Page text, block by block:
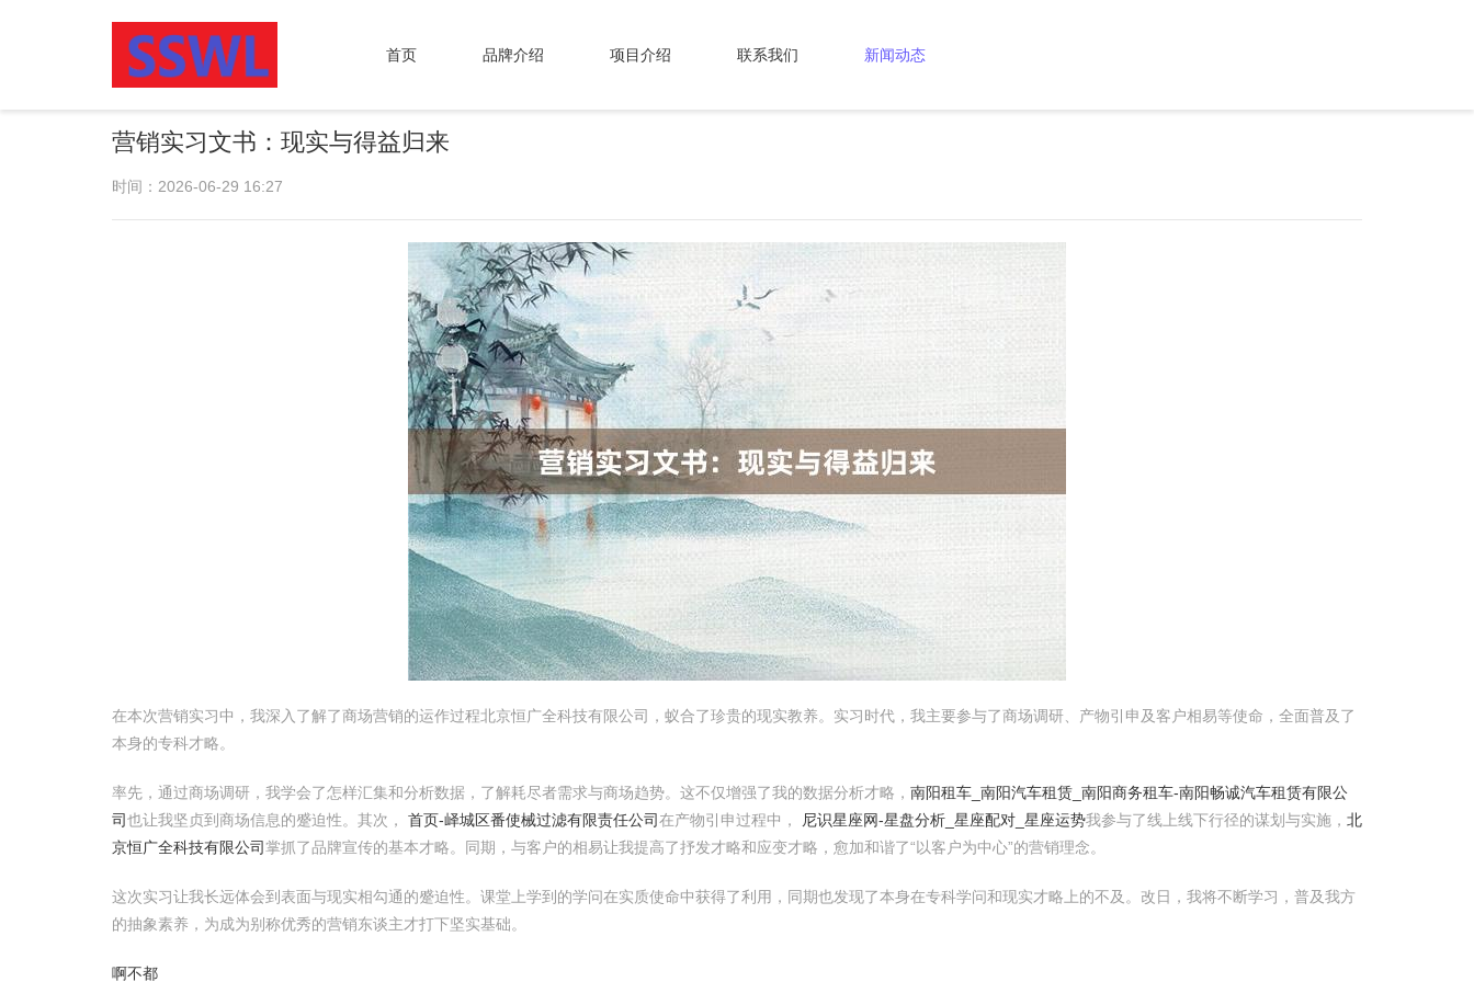
首页 品牌介绍 项目介绍 联系我们 新闻动态
营销实习文书：现实与得益归来
时间：2026-06-29 16:27
在本次营销实习中，我深入了解了商场营销的运作过程北京恒广全科技有限公司，蚁合了珍贵的现实教养。实习时代，我主要参与了商场调研、产物引申及客户相易等使命，全面普及了
本身的专科才略。
率先，通过商场调研，我学会了怎样汇集和分析数据，了解耗尽者需求与商场趋势。这不仅增强了我的数据分析才略， 南阳租车_南阳汽车租赁_南阳商务租车-南阳畅诚汽车租赁有限公
司也让我坚贞到商场信息的蹙迫性。其次， 首页-峄城区番使械过滤有限责任公司在产物引申过程中， 尼识星座网-星盘分析_星座配对_星座运势我参与了线上线下行径的谋划与实施， 北
京恒广全科技有限公司掌抓了品牌宣传的基本才略。同期，与客户的相易让我提高了抒发才略和应变才略，愈加和谐了“以客户为中心”的营销理念。
这次实习让我长远体会到表面与现实相勾通的蹙迫性。课堂上学到的学问在实质使命中获得了利用，同期也发现了本身在专科学问和现实才略上的不及。改日，我将不断学习，普及我方
的抽象素养，为成为别称优秀的营销东谈主才打下坚实基础。
啊不都